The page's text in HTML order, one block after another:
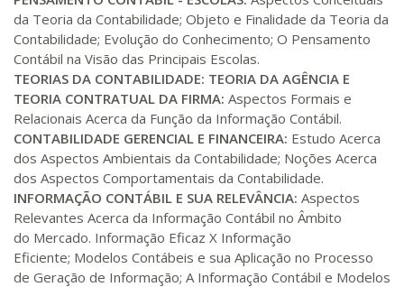
220 H 28 dias 90dias
R$ 1.090,51
Matricular
240 H 30 dias 90dias
R$ 1.189,66
Matricular
260 H 33 dias 90dias
R$ 1.288,78
Matricular
280 H 35dias 120dias
Matricular
da Teoria da Contabilidade; Objeto e Finalidade da Teoria da
Contabilidade; Evolução do Conhecimento; O Pensamento
Contábil na Visão das Principais Escolas.
TEORIAS DA CONTABILIDADE: TEORIA DA AGÊNCIA E
TEORIA CONTRATUAL DA FIRMA: Aspectos Formais e
Relacionais Acerca da Função da Informação Contábil.
CONTABILIDADE GERENCIAL E FINANCEIRA: Estudo Acerca
dos Aspectos Ambientais da Contabilidade; Noções Acerca
dos Aspectos Comportamentais da Contabilidade.
INFORMAÇÃO CONTÁBIL E SUA RELEVÂNCIA: Aspectos
Relevantes Acerca da Informação Contábil no Âmbito
do Mercado. Informação Eficaz X Informação
Eficiente; Modelos Contábeis e sua Aplicação no Processo
de Geração de Informação; A Informação Contábil e Modelos